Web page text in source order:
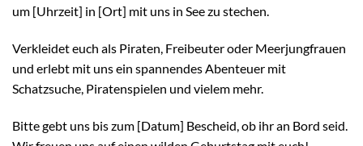
um [Uhrzeit] in [Ort] mit uns in See zu stechen.
Verkleidet euch als Piraten, Freibeuter oder Meerjungfrauen
und erlebt mit uns ein spannendes Abenteuer mit
Schatzsuche, Piratenspielen und vielem mehr.
Bitte gebt uns bis zum [Datum] Bescheid, ob ihr an Bord seid.